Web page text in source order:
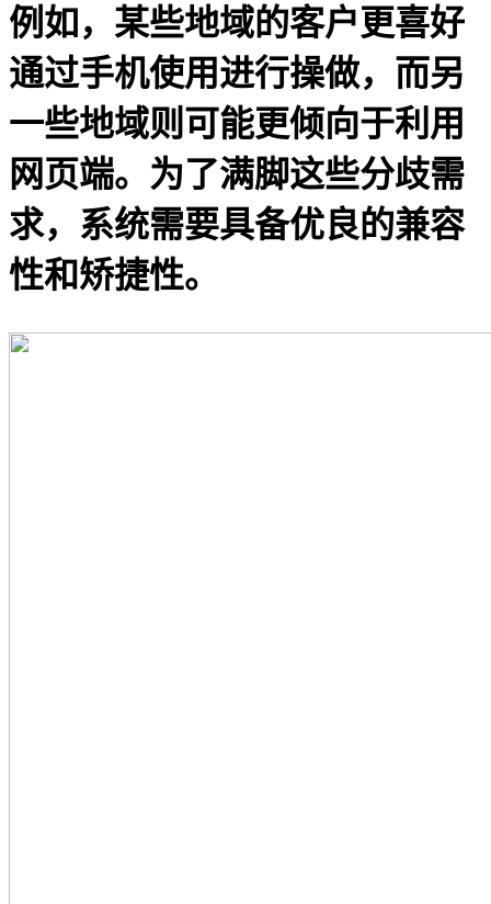
例如，某些地域的客户更喜好
通过手机使用进行操做，而另
一些地域则可能更倾向于利用
网页端。为了满脚这些分歧需
求，系统需要具备优良的兼容
性和矫捷性。